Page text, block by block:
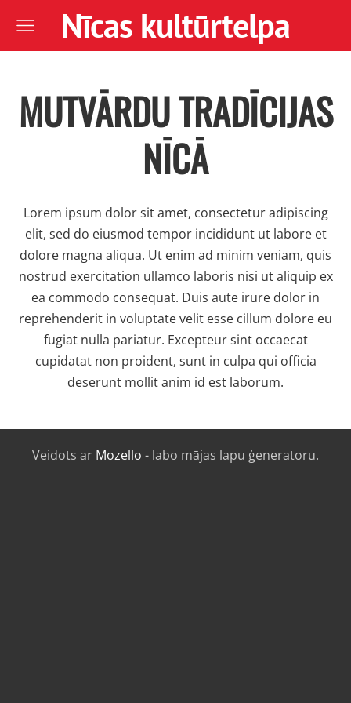
Nīcas kultūrtelpa
MUTVĀRDU TRADĪCIJAS
NĪCĀ
Lorem ipsum dolor sit amet, consectetur adipiscing
elit, sed do eiusmod tempor incididunt ut labore et
dolore magna aliqua. Ut enim ad minim veniam, quis
nostrud exercitation ullamco laboris nisi ut aliquip ex
ea commodo consequat. Duis aute irure dolor in
reprehenderit in voluptate velit esse cillum dolore eu
fugiat nulla pariatur. Excepteur sint occaecat
cupidatat non proident, sunt in culpa qui officia
deserunt mollit anim id est laborum.
Veidots ar Mozello - labo mājas lapu ģeneratoru.